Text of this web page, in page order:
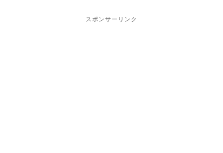
スポンサーリンク